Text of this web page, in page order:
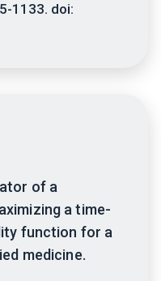
1133. doi:
of a
a time-
function for a
medicine.